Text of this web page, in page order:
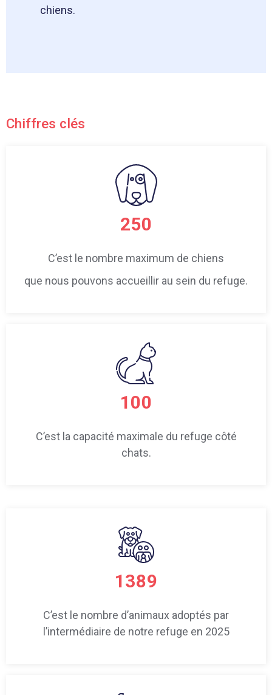
chiens.
Chiffres clés
250
C’est le nombre maximum de chiens
que nous pouvons accueillir au sein du refuge.
100
C’est la capacité maximale du refuge côté
chats.
1389
C’est le nombre d’animaux adoptés par
l’intermédiaire de notre refuge en 2025